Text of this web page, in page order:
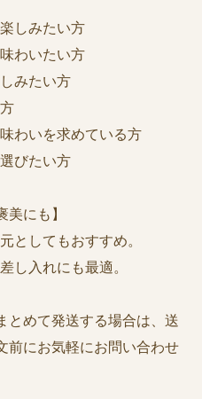
しみたい方
わいたい方
みたい方
わいを求めている方
びたい方
美にも】
としてもおすすめ。
し入れにも最適。
めて発送する場合は、送
前にお気軽にお問い合わせ